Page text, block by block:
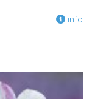
info